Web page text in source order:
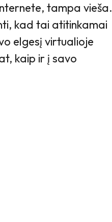
tampa vieša.
kad tai atitinkamai
elgesį virtualioje
kaip ir į savo